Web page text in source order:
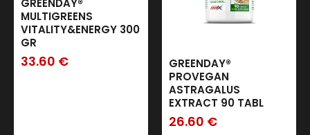
MULTIGREENS
VITALITY&ENERGY 300
GR
33.60 €
GREENDAY®
PROVEGAN
ASTRAGALUS
EXTRACT 90 TABL
26.60 €